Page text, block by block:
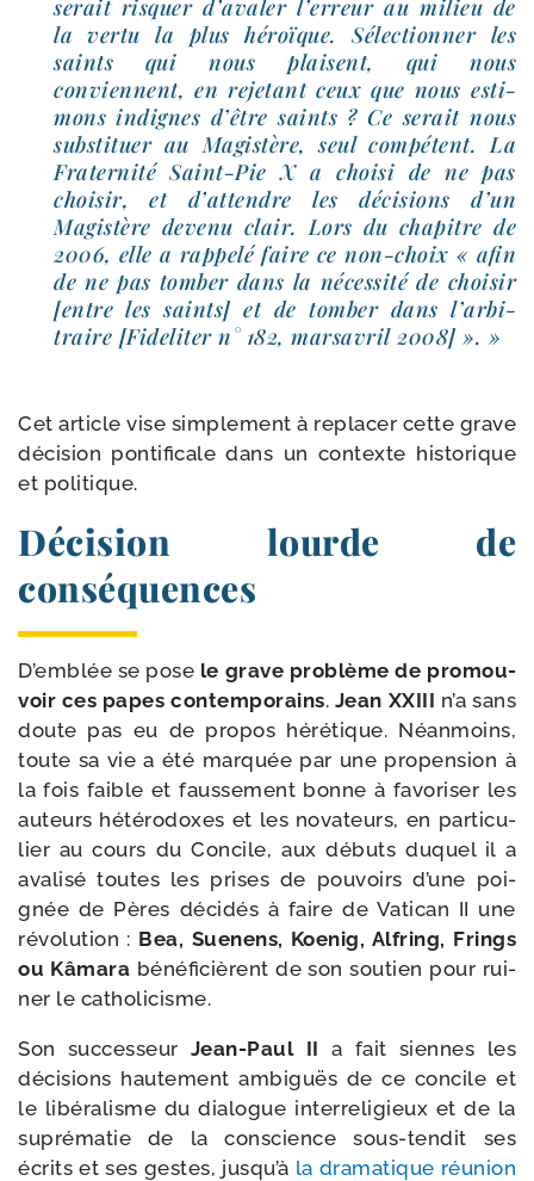
serait ris­quer d’a­va­ler l’er­reur au milieu de
la ver­tu la plus héroïque. Sélectionner les
saints qui nous plaisent, qui nous
conviennent, en reje­tant ceux que nous esti­
mons indignes d’être saints ? Ce serait nous
sub­sti­tuer au Magistère, seul com­pé­tent. La
Fraternité Saint-​Pie X a choi­si de ne pas
choi­sir, et d’at­tendre les déci­sions d’un
Magistère deve­nu clair. Lors du cha­pitre de
2006, elle a rap­pe­lé faire ce non-​choix « afin
de ne pas tom­ber dans la néces­si­té de choi­sir
[entre les saints] et de tom­ber dans l’ar­bi­
traire [Fideliter n° 182, mar­sa­vril 2008] ». »
Cet article vise sim­ple­ment à repla­cer cette grave
déci­sion pon­ti­fi­cale dans un contexte his­to­rique
et politique.
Décision lourde de
conséquences
D’emblée se pose le grave pro­blème de pro­mou­
voir ces papes contem­po­rains. Jean XXIII n’a sans
doute pas eu de pro­pos héré­tique. Néanmoins,
toute sa vie a été mar­quée par une pro­pen­sion à
la fois faible et faus­se­ment bonne à favo­ri­ser les
auteurs hété­ro­doxes et les nova­teurs, en par­ti­cu­
lier au cours du Concile, aux débuts duquel il a
ava­li­sé toutes les prises de pou­voirs d’une poi­
gnée de Pères déci­dés à faire de Vatican II une
révo­lu­tion : Bea, Suenens, Koenig, Alfring, Frings
ou Kâmara béné­fi­cièrent de son sou­tien pour rui­
ner le catholicisme.
Son suc­ces­seur Jean-​Paul II a fait siennes les
déci­sions hau­te­ment ambi­guës de ce concile et
le libé­ra­lisme du dia­logue inter­re­li­gieux et de la
supré­ma­tie de la conscience sous-​tendit ses
écrits et ses gestes, jus­qu’à la dra­ma­tique réunion